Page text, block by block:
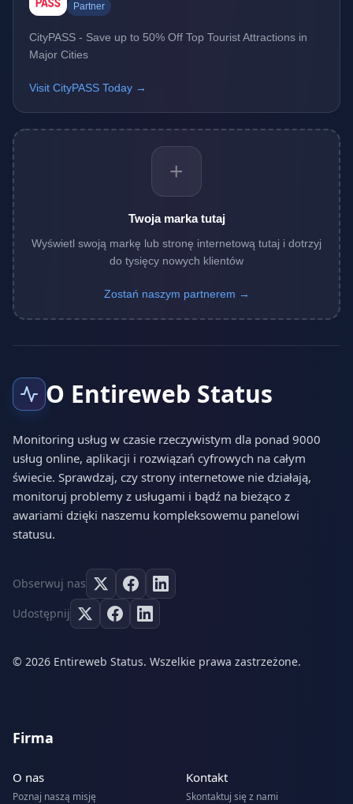
Partner
CityPASS - Save up to 50% Off Top Tourist Attractions in
Major Cities
Visit CityPASS Today →
+
Twoja marka tutaj
Wyświetl swoją markę lub stronę internetową tutaj i dotrzyj
do tysięcy nowych klientów
Zostań naszym partnerem →
O Entireweb Status
Monitoring usług w czasie rzeczywistym dla ponad 9000
usług online, aplikacji i rozwiązań cyfrowych na całym
świecie. Sprawdzaj, czy strony internetowe nie działają,
monitoruj problemy z usługami i bądź na bieżąco z
awariami dzięki naszemu kompleksowemu panelowi
statusu.
Obserwuj nas
Udostępnij
© 2026 Entireweb Status. Wszelkie prawa zastrzeżone.
Firma
O nas
Poznaj naszą misję
Kontakt
Skontaktuj się z nami